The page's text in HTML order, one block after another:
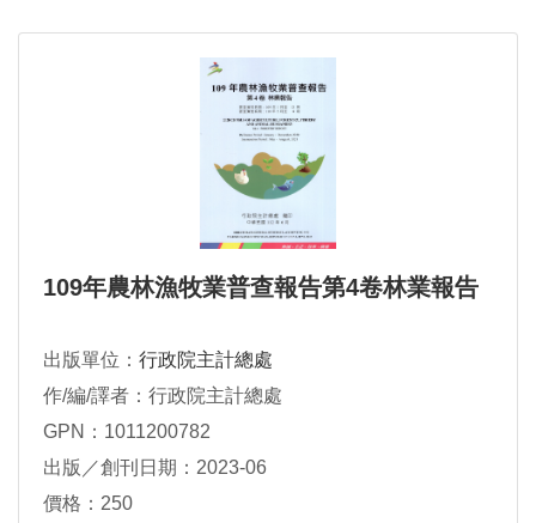
109年農林漁牧業普查報告第4卷林業報告
出版單位： 行政院主計總處
作/編/譯者：行政院主計總處
GPN：1011200782
出版／創刊日期：2023-06
價格：250